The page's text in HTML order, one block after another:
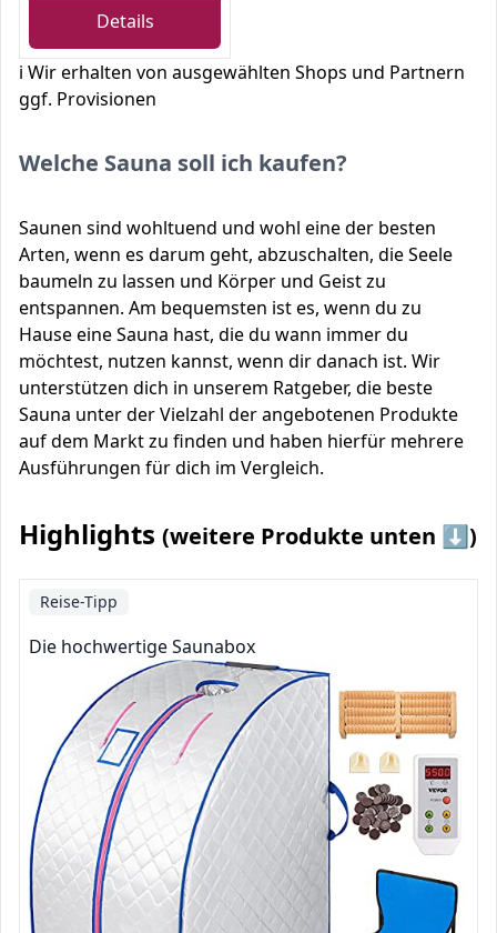
Details
ℹ️ Wir erhalten von ausgewählten Shops und Partnern
ggf. Provisionen
Welche Sauna soll ich kaufen?
Saunen sind wohltuend und wohl eine der besten
Arten, wenn es darum geht, abzuschalten, die Seele
baumeln zu lassen und Körper und Geist zu
entspannen. Am bequemsten ist es, wenn du zu
Hause eine Sauna hast, die du wann immer du
möchtest, nutzen kannst, wenn dir danach ist. Wir
unterstützen dich in unserem Ratgeber, die beste
Sauna unter der Vielzahl der angebotenen Produkte
auf dem Markt zu finden und haben hierfür mehrere
Ausführungen für dich im Vergleich.
Highlights (weitere Produkte unten ⬇️)
Reise-Tipp
Die hochwertige Saunabox